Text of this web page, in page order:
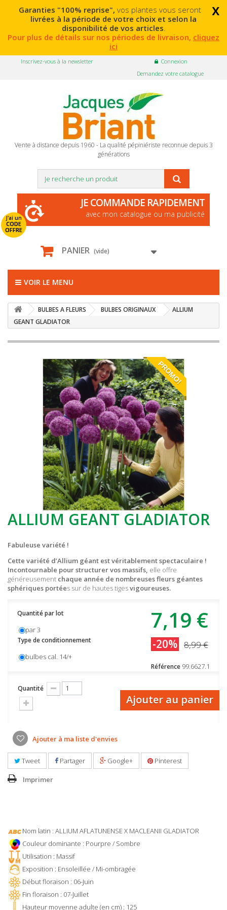
x
Garanties "100% reprise", vos plantes vous seront
livrées à la période de votre choix et selon la
disponibilité de vos articles.
Pour plus de détails sur nos périodes de livraison, cliquez
ici
Connexion
Inscrivez-vous à la newsletter
Demandez votre catalogue
Vente à distance depuis 1960 - La qualité pépiniériste reconnue depuis 3
générations
J'ai un
CODE
OFFRE
JE COMMANDE RAPIDEMENT
avec mon catalogue ou ma publicité
PANIER (vide)
VOIR LE MENU
BULBES A FLEURS BULBES ORIGINAUX
ALLIUM
GEANT GLADIATOR
PROMO!
ALLIUM GEANT GLADIATOR
Fabuleuse variété !
Cette variété d’Allium géant est véritablement spectaculaire !
Incontournable pour structurer vos massifs, elle offre
généreusement chaque année de nombreuses fleurs géantes
sphériques portées sur de hautes tigesvigoureuses.
7,19 €
-20% 8,99 €
Référence 99.6627.1
Quantité par lot
par 3
Type de conditionnement
bulbes cal. 14/+
Quantité
Ajouter au panier
Ajouter à ma liste d'envies
Tweet Partager Google+ Pinterest
Imprimer
Nom latin : ALLIUM AFLATUNENSE X MACLEANII GLADIATOR
Couleur dominante : Pourpre / Sombre
Utilisation : Massif
Exposition : Ensoleillée / Mi-ombragée
Début floraison : 06-Juin
Fin floraison : 07-Juillet
Hauteur moyenne adulte (en cm) : 125